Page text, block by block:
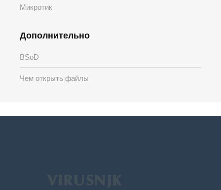
Микротик
Дополнительно
BSoD
Чем открыть файлы